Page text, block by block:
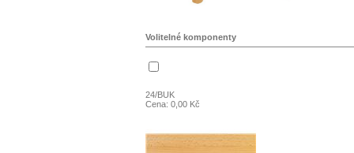
Volitelné komponenty
24/BUK
Cena: 0,00 Kč